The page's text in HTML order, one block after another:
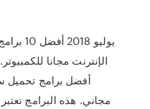
الإنترنت مجانا
أفضل برامج تحميل
مجاني. هذه البرامج